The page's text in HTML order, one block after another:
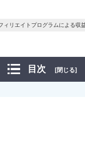
リエイトプログラムによる収
目次 [閉じる]